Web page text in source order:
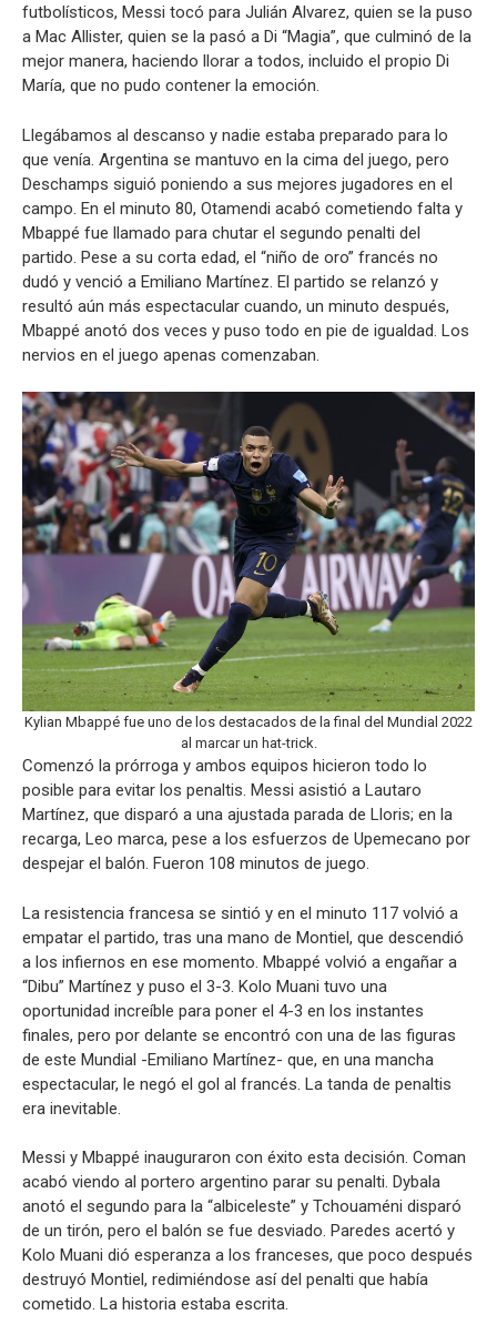
futbolísticos, Messi tocó para Julián Alvarez, quien se la puso
a Mac Allister, quien se la pasó a Di “Magia”, que culminó de la
mejor manera, haciendo llorar a todos, incluido el propio Di
María, que no pudo contener la emoción.
Llegábamos al descanso y nadie estaba preparado para lo
que venía. Argentina se mantuvo en la cima del juego, pero
Deschamps siguió poniendo a sus mejores jugadores en el
campo. En el minuto 80, Otamendi acabó cometiendo falta y
Mbappé fue llamado para chutar el segundo penalti del
partido. Pese a su corta edad, el “niño de oro” francés no
dudó y venció a Emiliano Martínez. El partido se relanzó y
resultó aún más espectacular cuando, un minuto después,
Mbappé anotó dos veces y puso todo en pie de igualdad. Los
nervios en el juego apenas comenzaban.
Kylian Mbappé fue uno de los destacados de la final del Mundial 2022
al marcar un hat-trick.
Comenzó la prórroga y ambos equipos hicieron todo lo
posible para evitar los penaltis. Messi asistió a Lautaro
Martínez, que disparó a una ajustada parada de Lloris; en la
recarga, Leo marca, pese a los esfuerzos de Upemecano por
despejar el balón. Fueron 108 minutos de juego.
La resistencia francesa se sintió y en el minuto 117 volvió a
empatar el partido, tras una mano de Montiel, que descendió
a los infiernos en ese momento. Mbappé volvió a engañar a
“Dibu” Martínez y puso el 3-3. Kolo Muani tuvo una
oportunidad increíble para poner el 4-3 en los instantes
finales, pero por delante se encontró con una de las figuras
de este Mundial -Emiliano Martínez- que, en una mancha
espectacular, le negó el gol al francés. La tanda de penaltis
era inevitable.
Messi y Mbappé inauguraron con éxito esta decisión. Coman
acabó viendo al portero argentino parar su penalti. Dybala
anotó el segundo para la “albiceleste” y Tchouaméni disparó
de un tirón, pero el balón se fue desviado. Paredes acertó y
Kolo Muani dió esperanza a los franceses, que poco después
destruyó Montiel, redimiéndose así del penalti que había
cometido. La historia estaba escrita.